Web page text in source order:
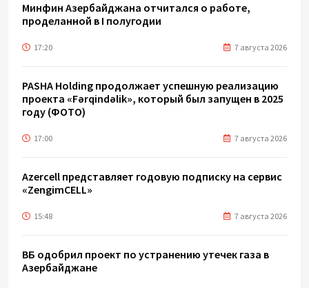
Минфин Азербайджана отчитался о работе,
проделанной в I полугодии
17:20 7 августа 2026
PASHA Holding продолжает успешную реализацию
проекта «Fərqindəlik», который был запущен в 2025
году (ФОТО)
17:00 7 августа 2026
Azercell представляет годовую подписку на сервис
«ZengimCELL»
15:48 7 августа 2026
ВБ одобрил проект по устранению утечек газа в
Азербайджане